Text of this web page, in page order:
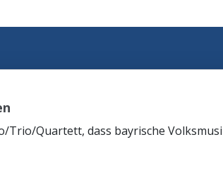
Trio/Quartett, dass bayrische